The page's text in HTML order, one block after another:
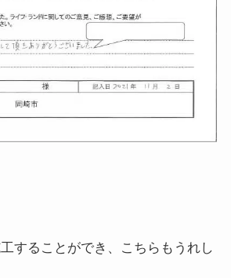
することができ、こちらもうれし